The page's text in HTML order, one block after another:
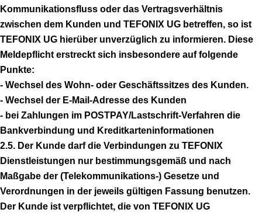
Kommunikationsfluss oder das Vertragsverhältnis
zwischen dem Kunden und TEFONIX UG betreffen, so ist
TEFONIX UG hierüber unverzüglich zu informieren. Diese
Meldepflicht erstreckt sich insbesondere auf folgende
Punkte:
- Wechsel des Wohn- oder Geschäftssitzes des Kunden.
- Wechsel der E-Mail-Adresse des Kunden
- bei Zahlungen im POSTPAY/Lastschrift-Verfahren die
Bankverbindung und Kreditkarteninformationen
2.5. Der Kunde darf die Verbindungen zu TEFONIX
Dienstleistungen nur bestimmungsgemäß und nach
Maßgabe der (Telekommunikations-) Gesetze und
Verordnungen in der jeweils gültigen Fassung benutzen.
Der Kunde ist verpflichtet, die von TEFONIX UG